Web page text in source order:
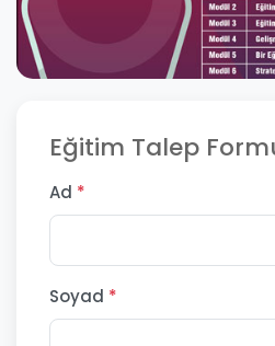
Eğitim Talep
Ad *
Soyad *